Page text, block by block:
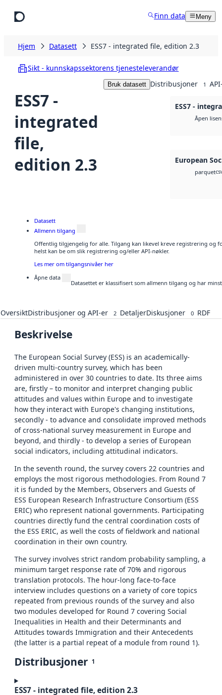
Finn data Meny
Hjem Datasett ESS7 - integrated file, edition 2.3
Sikt - kunnskapssektorens tjenesteleverandør
ESS7 -
integrated
file,
edition 2.3
Bruk datasett Distribusjoner 1
ESS7 -
Åpen
European
parquet
Datasett
Allmenn tilgang
Offentlig tilgjengelig for alle. Tilgang kan likevel kreve registrering og
helst kan be om slik registrering og/eller API-nøkler.
Les mer om tilgangsnivåer her
Åpne data
Datasettet er klassifisert som allmenn tilgang og har
OversiktDistribusjoner og API-er 2 DetaljerDiskusjoner 0 RDF
Beskrivelse
The European Social Survey (ESS) is an academically-
driven multi-country survey, which has been
administered in over 30 countries to date. Its three aims
are, firstly – to monitor and interpret changing public
attitudes and values within Europe and to investigate
how they interact with Europe's changing institutions,
secondly - to advance and consolidate improved methods
of cross-national survey measurement in Europe and
beyond, and thirdly - to develop a series of European
social indicators, including attitudinal indicators.
In the seventh round, the survey covers 22 countries and
employs the most rigorous methodologies. From Round 7
it is funded by the Members, Observers and Guests of
ESS European Research Infrastructure Consortium (ESS
ERIC) who represent national governments. Participating
countries directly fund the central coordination costs of
the ESS ERIC, as well the costs of fieldwork and national
coordination in their own country.
The survey involves strict random probability sampling, a
minimum target response rate of 70% and rigorous
translation protocols. The hour-long face-to-face
interview includes questions on a variety of core topics
repeated from previous rounds of the survey and also
two modules developed for Round 7 covering Social
Inequalities in Health and their Determinants and
Attitudes towards Immigration and their Antecedents
(the latter is a partial repeat of a module from round 1).
Distribusjoner 1
ESS7 - integrated file, edition 2.3